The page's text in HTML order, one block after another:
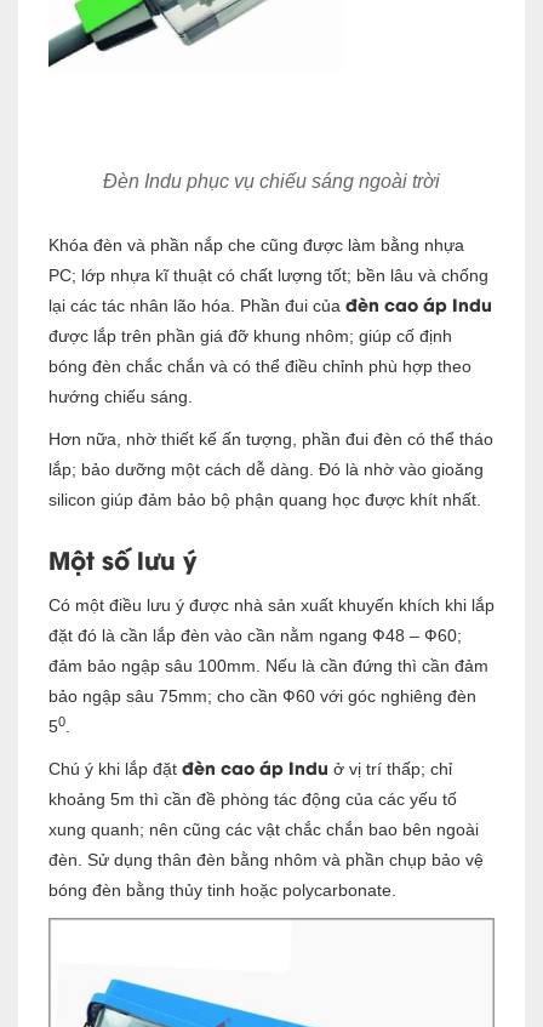
Đèn Indu phục vụ chiếu sáng ngoài trời
Khóa đèn và phần nắp che cũng được làm bằng nhựa
PC; lớp nhựa kĩ thuật có chất lượng tốt; bền lâu và chống
lại các tác nhân lão hóa. Phần đui của đèn cao áp Indu
được lắp trên phần giá đỡ khung nhôm; giúp cố định
bóng đèn chắc chắn và có thể điều chỉnh phù hợp theo
hướng chiếu sáng.
Hơn nữa, nhờ thiết kế ấn tượng, phần đui đèn có thể tháo
lắp; bảo dưỡng một cách dễ dàng. Đó là nhờ vào gioăng
silicon giúp đảm bảo bộ phận quang học được khít nhất.
Một số lưu ý
Có một điều lưu ý được nhà sản xuất khuyến khích khi lắp
đặt đó là cần lắp đèn vào cần nằm ngang Ф48 – Ф60;
đảm bảo ngập sâu 100mm. Nếu là cần đứng thì cần đảm
bảo ngập sâu 75mm; cho cần Ф60 với góc nghiêng đèn
50
Chú ý khi lắp đặt đèn cao áp Indu ở vị trí thấp; chỉ
khoảng 5m thì cần đề phòng tác động của các yếu tố
xung quanh; nên cũng các vật chắc chắn bao bên ngoài
đèn. Sử dụng thân đèn bằng nhôm và phần chụp bảo vệ
bóng đèn bằng thủy tinh hoặc polycarbonate.